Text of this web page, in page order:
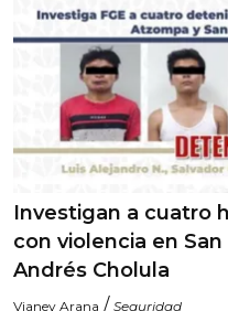
Investigan a cuatro
con violencia en
Andrés Cholula
Vianey Arana / Seguridad